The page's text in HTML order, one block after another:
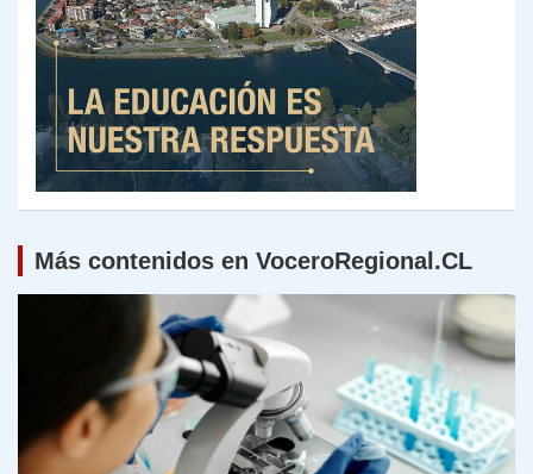
Más contenidos en VoceroRegional.CL